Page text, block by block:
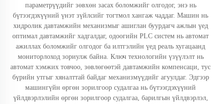
параметрүүдийг зөвхөн засах боломжийг олгодог, энэ нь
бүтээгдэхүүний үнэт зүйлсийг тогтмол хангаж чаддаг. Машин нь
хидролик давтамжийн механизмыг ашиглан буурдагч ажлын үед
оптимал давтамжийг хадгалдаг, одоогийн PLC систем нь автомат
ажиллах боломжийг олгодог ба илтгэлийн үед реаль хугацаанд
мониторлоход зориулж байна. Ключ технологийн үзүүлэлт нь
автомат хэмжих товчоо, зөвлөгөөтэй давтамжийн компенсаци, тус
бүрийн утгыг хяналттай байдаг механизмүүдийг агуулдаг. Эдгээр
машингүйн өргөн зорилгоор судалгаа нь бүтээгдэхүүний
үйлдвэрлэлийн өргөн зорилгоор судалгаа, барилгын үйлдвэрлэл,